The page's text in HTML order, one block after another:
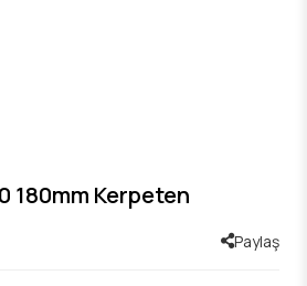
180mm Kerpeten
Paylaş